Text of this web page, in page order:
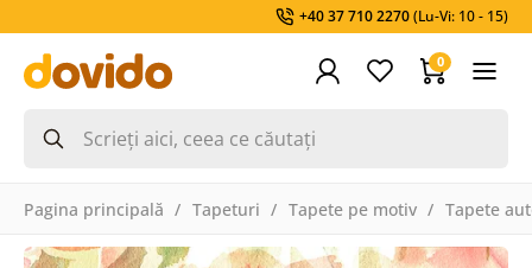
+40 37 710 2270(Lu-Vi: 10 - 15)
0
Pagina principală Tapeturi Tapete pe motiv Tapete